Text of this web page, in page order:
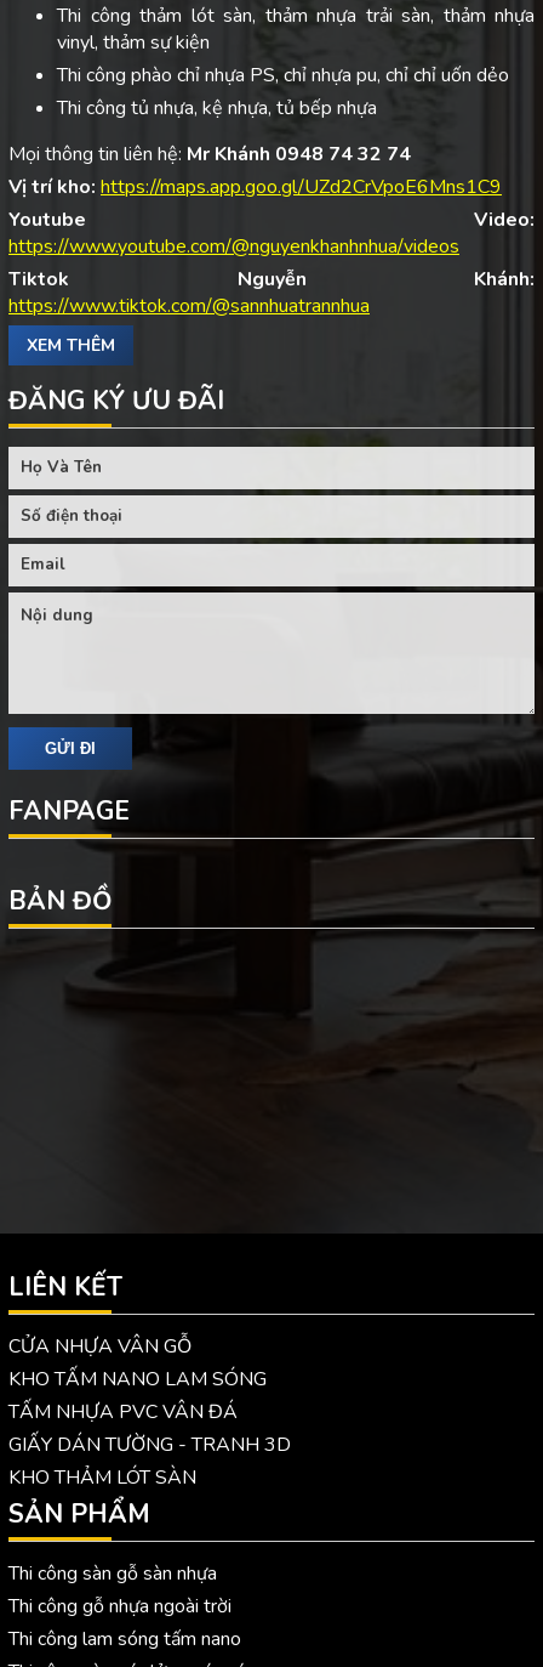
Thi công thảm lót sàn, thảm nhựa trải sàn, thảm nhựa
vinyl, thảm sự kiện
Thi công phào chỉ nhựa PS, chỉ nhựa pu, chỉ chỉ uốn dẻo
Thi công tủ nhựa, kệ nhựa, tủ bếp nhựa
Mọi thông tin liên hệ: Mr Khánh 0948 74 32 74
Vị trí kho: https://maps.app.goo.gl/UZd2CrVpoE6Mns1C9
Youtube Video:
https://www.youtube.com/@nguyenkhanhnhua/videos
Tiktok Nguyễn Khánh:
https://www.tiktok.com/@sannhuatrannhua
XEM THÊM
ĐĂNG KÝ ƯU ĐÃI
FANPAGE
BẢN ĐỒ
LIÊN KẾT
CỬA NHỰA VÂN GỖ
KHO TẤM NANO LAM SÓNG
TẤM NHỰA PVC VÂN ĐÁ
GIẤY DÁN TƯỜNG - TRANH 3D
KHO THẢM LÓT SÀN
SẢN PHẨM
Thi công sàn gỗ sàn nhựa
Thi công gỗ nhựa ngoài trời
Thi công lam sóng tấm nano